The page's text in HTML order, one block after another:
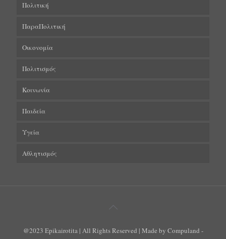
Πολιτική
ΠαραΠολιτική
Οικονομία
Πολιτισμός
Κοινωνία
Παιδεία
Υγεία
Αθλητισμός
@2023 Epikairotita | All Rights Reserved | Made by Compuland -